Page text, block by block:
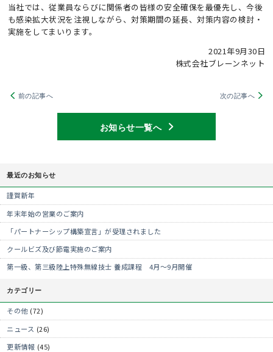
当社では、従業員ならびに関係者の皆様の安全確保を最優先し、今後
も感染拡大状況を注視しながら、対策期間の延長、対策内容の検討・
実施をしてまいります。
2021年9月30日
株式会社ブレーンネット
前の記事へ 次の記事へ
お知らせ一覧へ
最近のお知らせ
謹賀新年
年末年始の営業のご案内
「パートナーシップ構築宣言」が受理されました
クールビズ及び節電実施のご案内
第一級、第三級陸上特殊無線技士 養成課程 4月～9月開催
カテゴリー
その他(72)
ニュース (26)
更新情報 (45)